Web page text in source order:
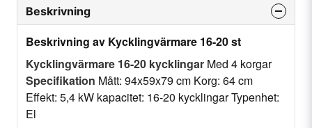
Beskrivning
Beskrivning av Kycklingvärmare 16-20 st
Kycklingvärmare 16-20 kycklingar Med 4 korgar
Specifikation Mått: 94x59x79 cm Korg: 64 cm
Effekt: 5,4 kW kapacitet: 16-20 kycklingar Typenhet:
El